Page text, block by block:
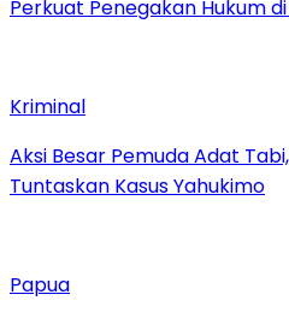
Perkuat Penegakan Hukum
Kriminal
Aksi Besar Pemuda Adat
Tuntaskan Kasus Yahukimo
Papua